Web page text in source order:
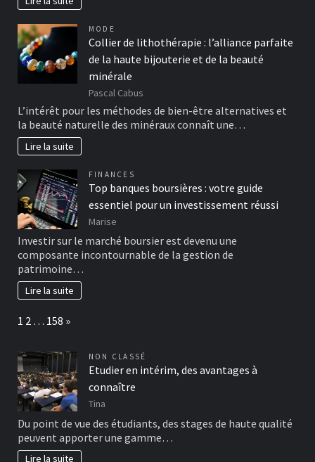
MODE
Collier de lithothérapie : l’alliance parfaite
de la haute bijouterie et de la beauté
minérale
Pascal Cabus
L’intérêt pour les méthodes de bien-être alternatives et
la beauté naturelle des minéraux connaît une…
Lire la suite
FINANCES
Top banques boursières : votre guide
essentiel pour un investissement réussi
Marise
Investir sur le marché boursier est devenu une
composante incontournable de la gestion de
patrimoine…
Lire la suite
Page:
1 2 … 158 Next
»
NON CLASSÉ
Etudier en intérim, des avantages à
connaître
Tina
Du point de vue des étudiants, des stages de haute qualité
peuvent apporter une gamme…
Lire la suite